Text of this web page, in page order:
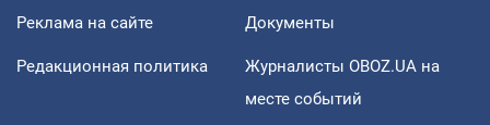
Реклама на сайте Документы
Редакционная политика
Журналисты OBOZ.UA на
месте событий